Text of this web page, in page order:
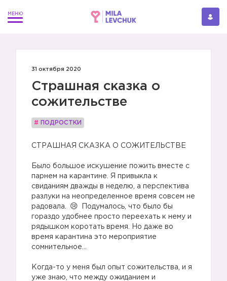
31 октября 2020
Страшная сказка о
сожительстве
# ПОДРОСТКИ
СТРАШНАЯ СКАЗКА О СОЖИТЕЛЬСТВЕ
Было большое искушение пожить вместе с
парнем на карантине. Я привыкла к
свиданиям дважды в неделю, а перспектива
разлуки на неопределенное время совсем не
радовала.
Подумалось, что было бы
гораздо удобнее просто переехать к нему и
рядышком коротать время. Но даже во
время карантина это мероприятие
сомнительное...
Когда-то у меня был опыт сожительства, и я
уже знаю, что между ожиданием и